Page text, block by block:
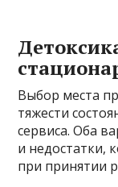
Выбор места
тяжести
сервиса. Оба
и недостатки,
при принятии